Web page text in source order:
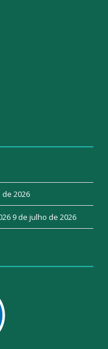
2026
9 de julho de 2026